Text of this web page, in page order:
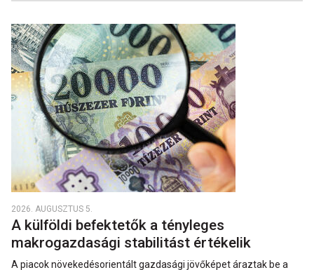
2026. AUGUSZTUS 5.
A külföldi befektetők a tényleges
makrogazdasági stabilitást értékelik
A piacok növekedésorientált gazdasági jövőképet áraztak be a